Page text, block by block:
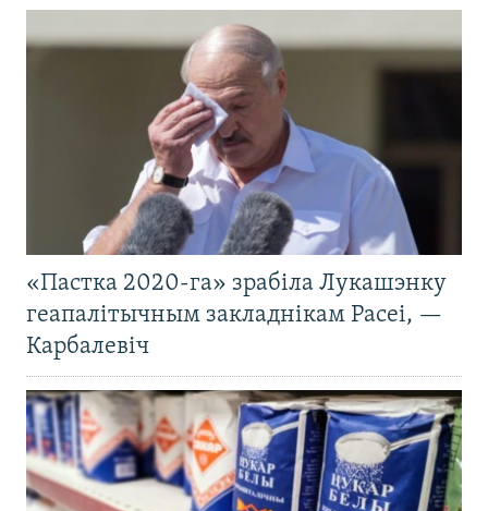
«Пастка 2020-га» зрабіла Лукашэнку
геапалітычным закладнікам Расеі, —
Карбалевіч